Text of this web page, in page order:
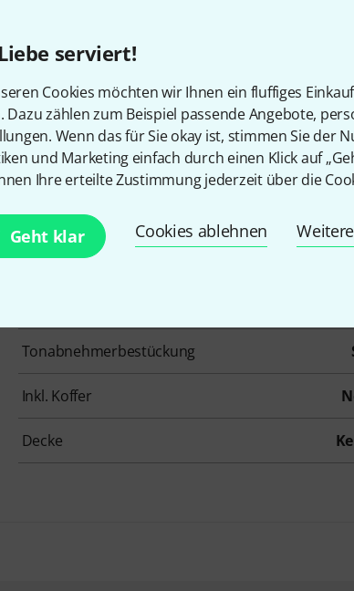
serviert!
Cookies möchten wir Ihnen ein fluffiges
Dazu zählen zum Beispiel passende Angebote,
Wenn das für Sie okay ist, stimmen Sie der
und Marketing einfach durch einen Klick auf
Ihre erteilte Zustimmung jederzeit über die
Geht klar Cookies ablehnen
Artikelnummer
Form ST-
Korpus
Griffbrett
Tonabnehmerbestückung
Inkl. Koffer
Decke